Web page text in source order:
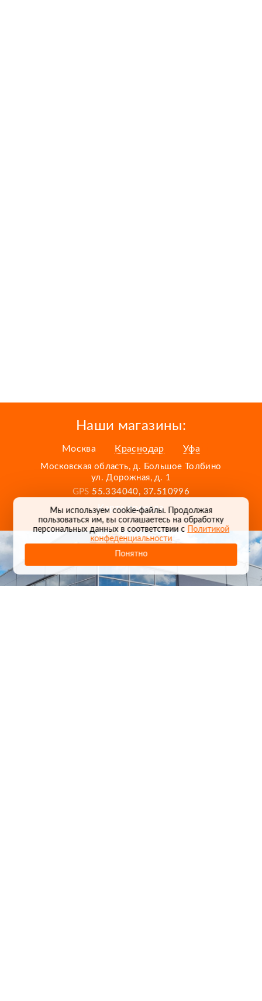
Наши магазины:
Москва Краснодар Уфа
Московская область, д. Большое Толбино
ул. Дорожная, д. 1
GPS 55.334040, 37.510996
Карта проезда
Мы используем cookie-файлы. Продолжая
пользоваться им, вы соглашаетесь на обработку
персональных данных в соответствии сПолитикой
конфеденциальности
Понятно